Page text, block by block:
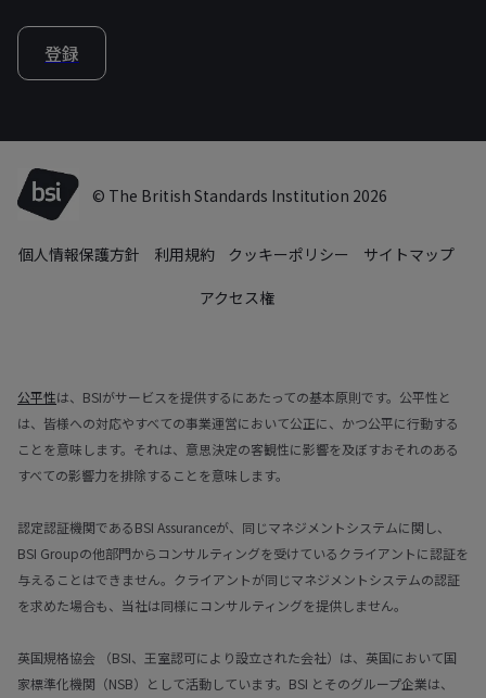
登録
© The British Standards Institution 2026
個人情報保護方針 利用規約 クッキーポリシー
サイトマップ
アクセス権
公平性は、BSIがサービスを提供するにあたっての基本原則です。公平性と
は、皆様への対応やすべての事業運営において公正に、かつ公平に行動する
ことを意味します。それは、意思決定の客観性に影響を及ぼすおそれのある
すべての影響力を排除することを意味します。
認定認証機関であるBSI Assuranceが、同じマネジメントシステムに関し、
BSI Groupの他部門からコンサルティングを受けているクライアントに認証を
与えることはできません。クライアントが同じマネジメントシステムの認証
を求めた場合も、当社は同様にコンサルティングを提供しません。
英国規格協会 （BSI、王室認可により設立された会社）は、英国において国
家標準化機関（NSB）として活動しています。BSI とそのグループ企業は、